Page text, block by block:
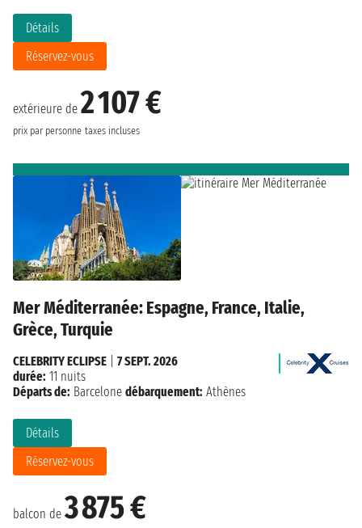
extérieure de 2 107 €
prix par personne taxes incluses
Détails
Réservez-vous
Mer Méditerranée: Espagne, France, Italie,
Grèce, Turquie
balcon de3 875 €
Détails
Réservez-vous
CELEBRITY ECLIPSE
7 SEPT. 2026
durée: 11 nuits
Départs de: Barcelone débarquement: Athènes